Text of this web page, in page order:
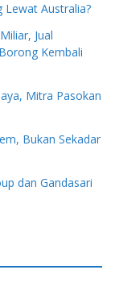
Lewat Australia?
Jual
Kembali
Mitra Pasokan
Bukan Sekadar
dan Gandasari